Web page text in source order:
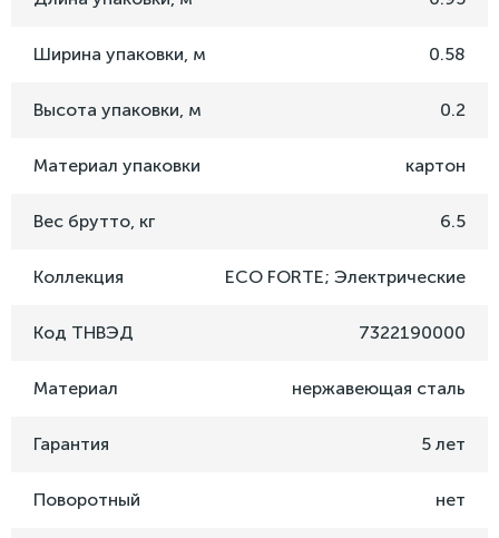
Ширина упаковки, м 0.58
Высота упаковки, м 0.2
Материал упаковки картон
Вес брутто, кг 6.5
Коллекция ECO FORTE; Электрические
Код ТНВЭД 7322190000
Материал нержавеющая сталь
Гарантия 5 лет
Поворотный нет